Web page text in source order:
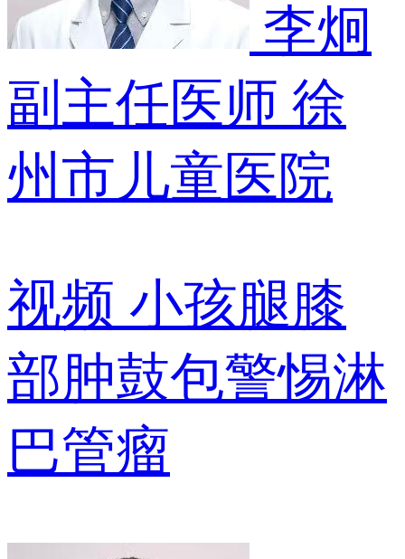
李炯
副主任医师 徐
州市儿童医院
视频 小孩腿膝
部肿鼓包警惕淋
巴管瘤